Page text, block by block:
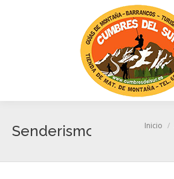
Senderismo Inicio